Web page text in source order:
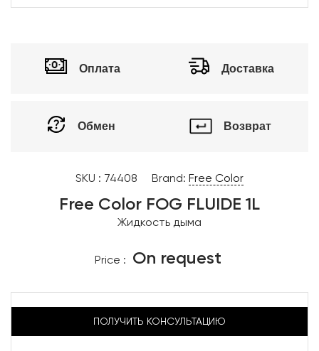
Оплата Доставка
Обмен Возврат
SKU : 74408 Brand: Free Color
Free Color FOG FLUIDE 1L
Жидкость дыма
Price : On request
ПОЛУЧИТЬ КОНСУЛЬТАЦИЮ